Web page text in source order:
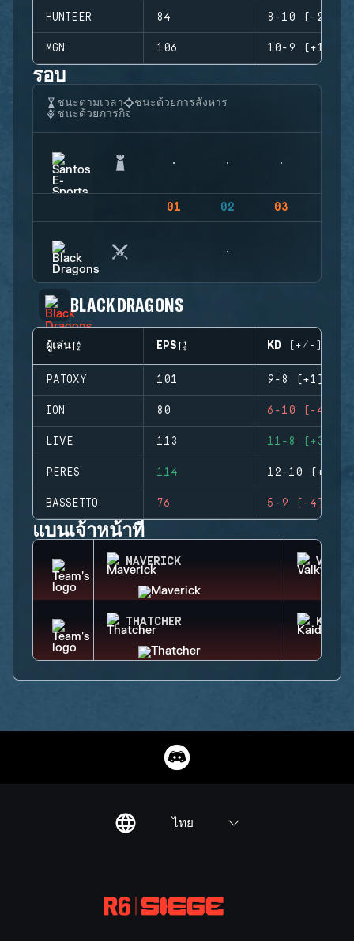
HUNTEER 84 8-10 (-2)
MGN 106 10-9 (+1)
รอบ
ชนะตามเวลา
ชนะด้วยการสังหาร
ชนะด้วยภารกิจ
01 02 03
BLACK DRAGONS
ผู้เล่น EPS KD (+/-)
PATOXY 101 9-8 (+1)
ION 80 6-10 (-4)
LIVE 113 11-8 (+3)
PERES 114 12-10 (+2)
BASSETTO 76 5-9 (-4)
แบนเจ้าหน้าที่
MAVERICK
THATCHER KAID
ไทย